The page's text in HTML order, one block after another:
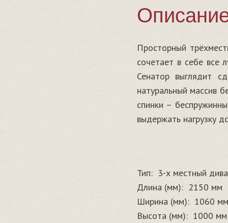
Просторный
сочетает в себе все
Сенатор выглядит
натуральный массив
спинки –
выдержать нагрузку
Тип: 3-х местный
Длина (мм): 2150 мм
Ширина (мм): 1060 мм
Высота (мм): 1000 мм